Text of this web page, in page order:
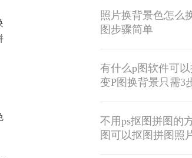
照片换背景色怎么
图步骤简单
有什么p图软件可
变P图换背景只需3
不用ps抠图拼图的
图可以抠图拼图照